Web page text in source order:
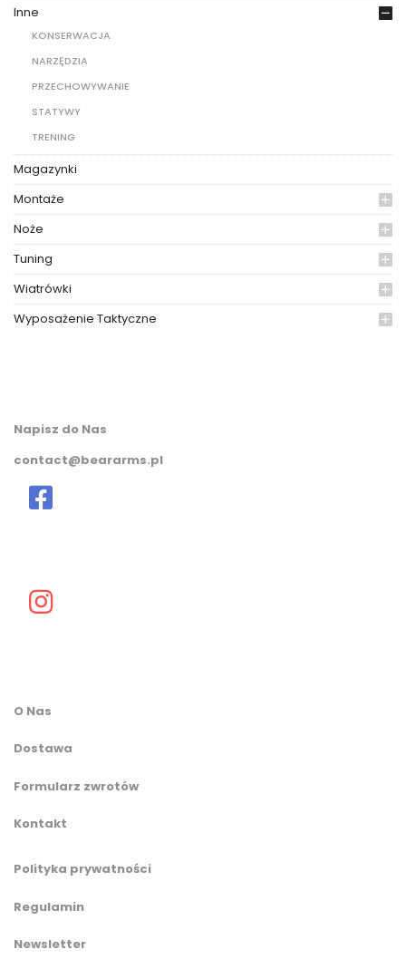
Inne
KONSERWACJA
NARZĘDZIA
PRZECHOWYWANIE
STATYWY
TRENING
Magazynki
Montaże
Noże
Tuning
Wiatrówki
Wyposażenie Taktyczne
Napisz do Nas
contact@beararms.pl
O Nas
Dostawa
Formularz zwrotów
Kontakt
Polityka prywatności
Regulamin
Newsletter